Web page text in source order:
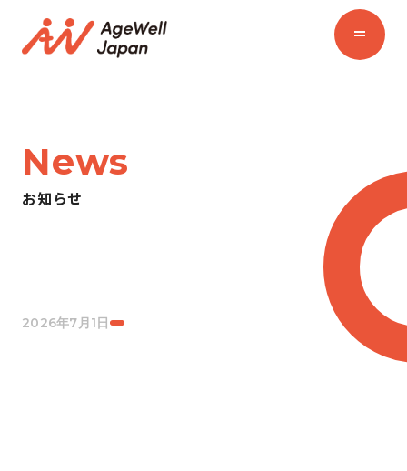
News
お知らせ
2026年7月1日